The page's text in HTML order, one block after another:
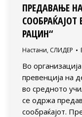
ПРЕДАВАЊЕ
РАЦИН“
Настани, СЛИДЕР
Во
превенција на
во средното
се одржа
сообраќајот.